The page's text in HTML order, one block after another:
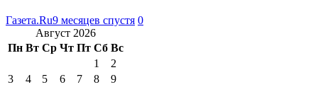
Газета.Ru9 месяцев спустя 0
Август 2026
Пн Вт Ср Чт Пт Сб Вс
1
2
3
4 5 6 7 8
9